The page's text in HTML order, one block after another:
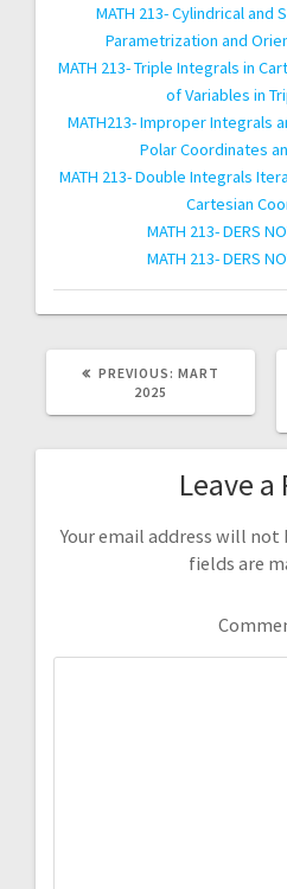
MATH 213- Cylindrical and
Parametrization and
MATH 213- Triple Integrals in
of Variables in
MATH213- Improper Integrals
Polar Coordinates
MATH 213- Double Integrals
Cartesian
MATH 213- DERS
MATH 213- DERS
PREVIOUS: PREVIOUS
MART
2025
Leave a
Your email address will not
fields are